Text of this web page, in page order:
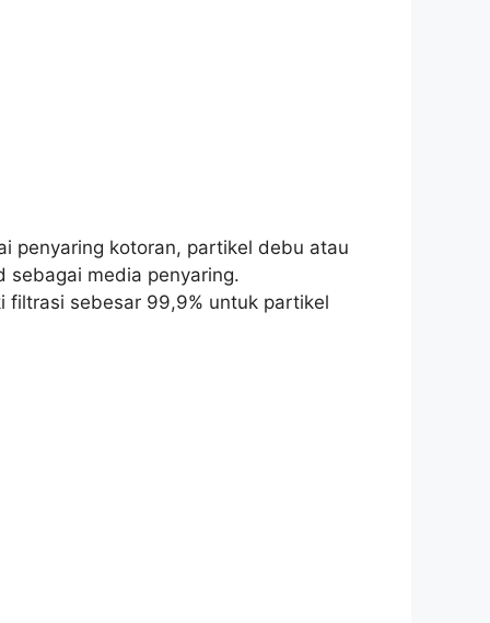
penyaring kotoran, partikel debu atau
sebagai media penyaring.
filtrasi sebesar 99,9% untuk partikel